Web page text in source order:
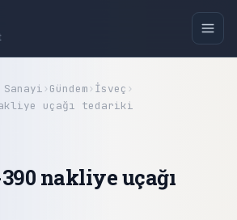
Sanayi› Gündem› İsveç ›
uçağı tedariki
nakliye uçağı